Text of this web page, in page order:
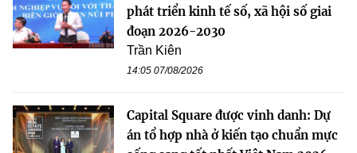
phát triển kinh tế số, xã hội số giai
đoạn 2026-2030
Trần Kiên
14:05 07/08/2026
Capital Square được vinh danh: Dự
án tổ hợp nhà ở kiến tạo chuẩn mực